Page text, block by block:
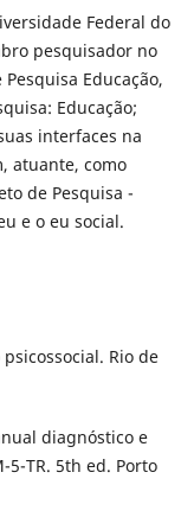
Federal do
pesquisador no
Educação,
Educação;
interfaces na
atuante, como
de Pesquisa -
e o eu social.
Rio de
diagnóstico e
TR. 5th ed. Porto